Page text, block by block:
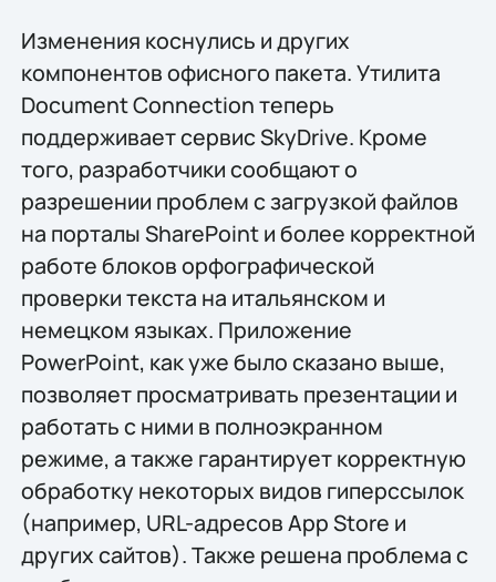
Изменения коснулись и других
компонентов офисного пакета. Утилита
Document Connection теперь
поддерживает сервис SkyDrive. Кроме
того, разработчики сообщают о
разрешении проблем с загрузкой файлов
на порталы SharePoint и более корректной
работе блоков орфографической
проверки текста на итальянском и
немецком языках. Приложение
PowerPoint, как уже было сказано выше,
позволяет просматривать презентации и
работать с ними в полноэкранном
режиме, а также гарантирует корректную
обработку некоторых видов гиперссылок
(например, URL-адресов App Store и
других сайтов). Также решена проблема с